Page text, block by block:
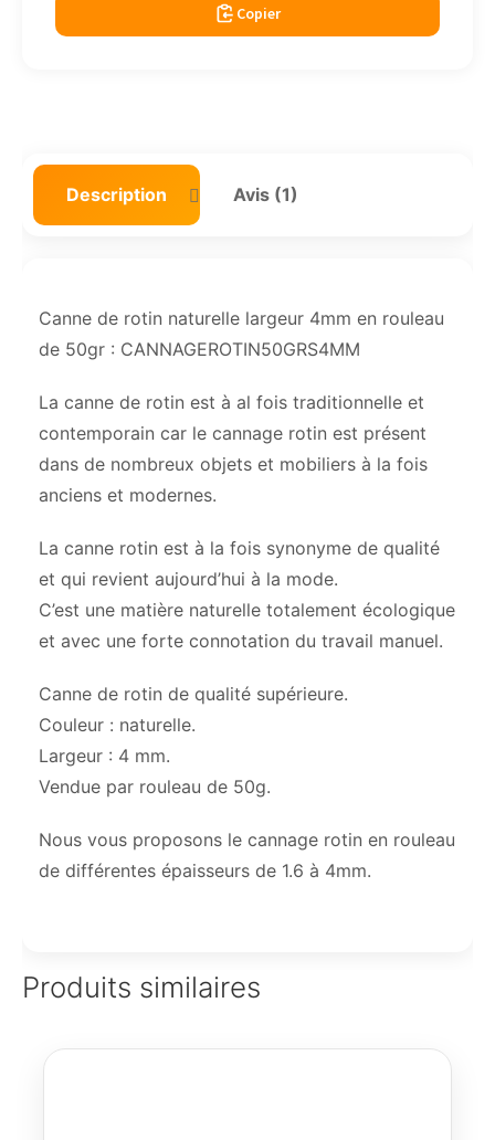
Copier
Description Avis (1)
Canne de rotin naturelle largeur 4mm en rouleau
de 50gr : CANNAGEROTIN50GRS4MM
La canne de rotin est à al fois traditionnelle et
contemporain car le cannage rotin est présent
dans de nombreux objets et mobiliers à la fois
anciens et modernes.
La canne rotin est à la fois synonyme de qualité
et qui revient aujourd’hui à la mode.
C’est une matière naturelle totalement écologique
et avec une forte connotation du travail manuel.
Canne de rotin de qualité supérieure.
Couleur : naturelle.
Largeur : 4 mm.
Vendue par rouleau de 50g.
Nous vous proposons le cannage rotin en rouleau
de différentes épaisseurs de 1.6 à 4mm.
Produits similaires